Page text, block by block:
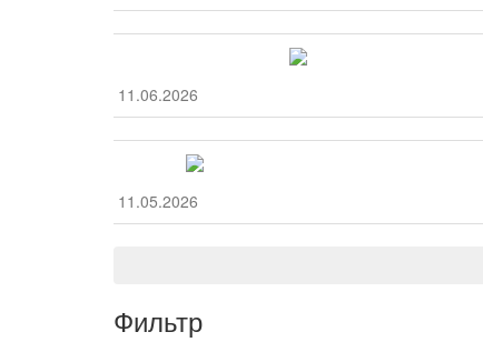
11.06.2026
11.05.2026
Фильтр